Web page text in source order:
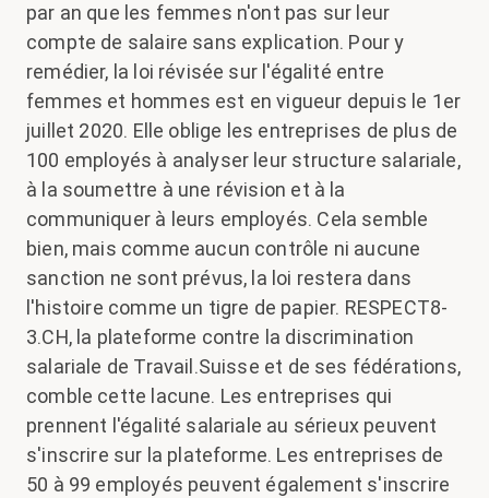
par an que les femmes n'ont pas sur leur
compte de salaire sans explication. Pour y
remédier, la loi révisée sur l'égalité entre
femmes et hommes est en vigueur depuis le 1er
juillet 2020. Elle oblige les entreprises de plus de
100 employés à analyser leur structure salariale,
à la soumettre à une révision et à la
communiquer à leurs employés. Cela semble
bien, mais comme aucun contrôle ni aucune
sanction ne sont prévus, la loi restera dans
l'histoire comme un tigre de papier. RESPECT8-
3.CH, la plateforme contre la discrimination
salariale de Travail.Suisse et de ses fédérations,
comble cette lacune. Les entreprises qui
prennent l'égalité salariale au sérieux peuvent
s'inscrire sur la plateforme. Les entreprises de
50 à 99 employés peuvent également s'inscrire